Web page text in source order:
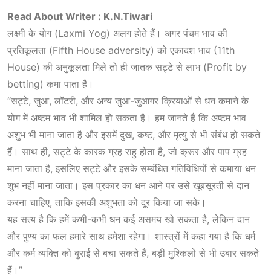
Read About Writer : K.N.Tiwari
लक्ष्मी के योग (Laxmi Yog) अलग होते हैं। अगर पंचम भाव की
प्रतिकूलता (Fifth House adversity) को एकादश भाव (11th
House) की अनुकूलता मिले तो ही जातक सट्टे से लाभ (Profit by
betting) कमा पाता है।
“सट्टे, जुआ, लॉटरी, और अन्य जुआ-जुआगर क्रियाओं से धन कमाने के
योग में अष्टम भाव भी शामिल हो सकता है। हम जानते हैं कि अष्टम भाव
अशुभ भी माना जाता है और इसमें दुख, कष्ट, और मृत्यु से भी संबंध हो सकते
हैं। साथ ही, सट्टे के कारक ग्रह राहु होता है, जो क्रूर और पाप ग्रह
माना जाता है, इसलिए सट्टे और इसके सम्बंधित गतिविधियों से कमाया धन
शुभ नहीं माना जाता। इस प्रकार का धन आने पर उसे खूबसूरती से दान
करना चाहिए, ताकि इसकी अशुभता को दूर किया जा सके।
यह सत्य है कि हमें कभी-कभी धन कई असमय खो सकता है, लेकिन दान
और पुण्य का फल हमारे साथ हमेशा रहेगा। शास्त्रों में कहा गया है कि धर्म
और कर्म व्यक्ति को बुराई से बचा सकते हैं, बड़ी मुश्किलों से भी उबार सकते
हैं।”